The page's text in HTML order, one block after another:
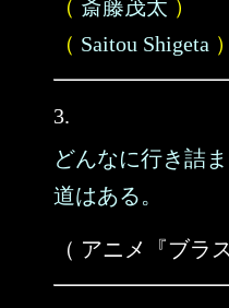
（ 斎藤茂太 ）
（ Saitou Shigeta ）
3.
どんなに行き詰
道はある。
（ アニメ『ブラ